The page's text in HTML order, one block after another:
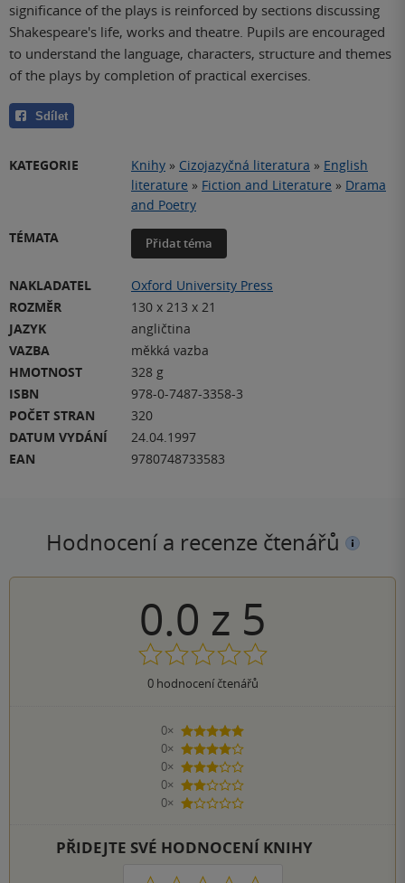
significance of the plays is reinforced by sections discussing
Shakespeare's life, works and theatre. Pupils are encouraged
to understand the language, characters, structure and themes
of the plays by completion of practical exercises.
Sdílet
KATEGORIE Knihy » Cizojazyčná literatura » English
literature » Fiction and Literature » Drama
and Poetry
TÉMATA
Přidat téma
NAKLADATEL
Oxford University Press
ROZMĚR
130 x 213 x 21
JAZYK
angličtina
VAZBA
měkká vazba
HMOTNOST
328 g
ISBN
978-0-7487-3358-3
POČET STRAN
320
DATUM VYDÁNÍ
24.04.1997
EAN
9780748733583
Hodnocení a recenze čtenářů
0.0 z 5
0hodnocení čtenářů
0×
5 hvězdiček
0×
4 hvězdičky
0×
3 hvězdičky
0×
2 hvězdičky
0×
1 hvezdička
PŘIDEJTE SVÉ HODNOCENÍ KNIHY